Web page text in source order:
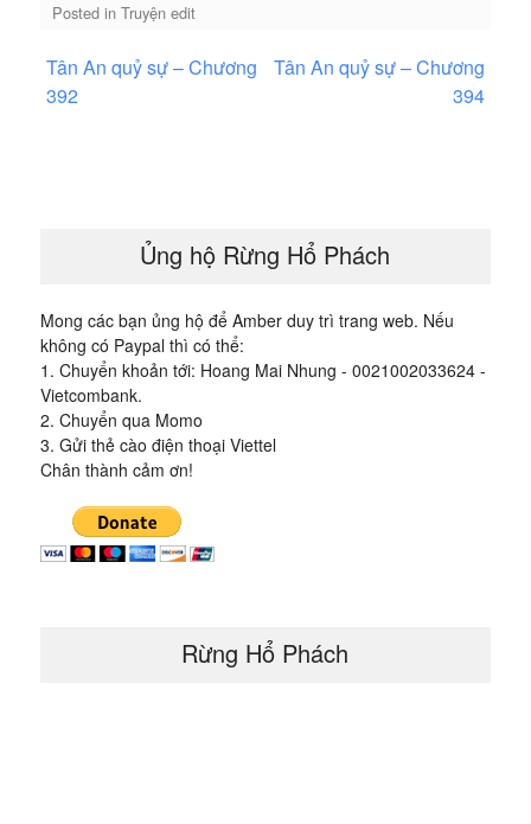
Posted in Truyện edit
Điều
hướng
Tân An quỷ sự – Chương
392
Tân An quỷ sự – Chương
394
Ủng hộ Rừng Hổ Phách
Mong các bạn ủng hộ để Amber duy trì trang web. Nếu
không có Paypal thì có thể:
1. Chuyển khoản tới: Hoang Mai Nhung - 0021002033624 -
Vietcombank.
2. Chuyển qua Momo
3. Gửi thẻ cào điện thoại Viettel
Chân thành cảm ơn!
Rừng Hổ Phách